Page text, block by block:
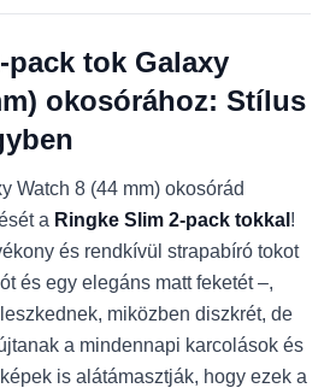
pack tok Galaxy
okosórához: Stílus
Watch 8 (44 mm) okosórád
a Ringke Slim 2-pack tokkal !
és rendkívül strapabíró tokot
és egy elegáns matt feketét –,
miközben diszkrét, de
a mindennapi karcolások és
is alátámasztják, hogy ezek a